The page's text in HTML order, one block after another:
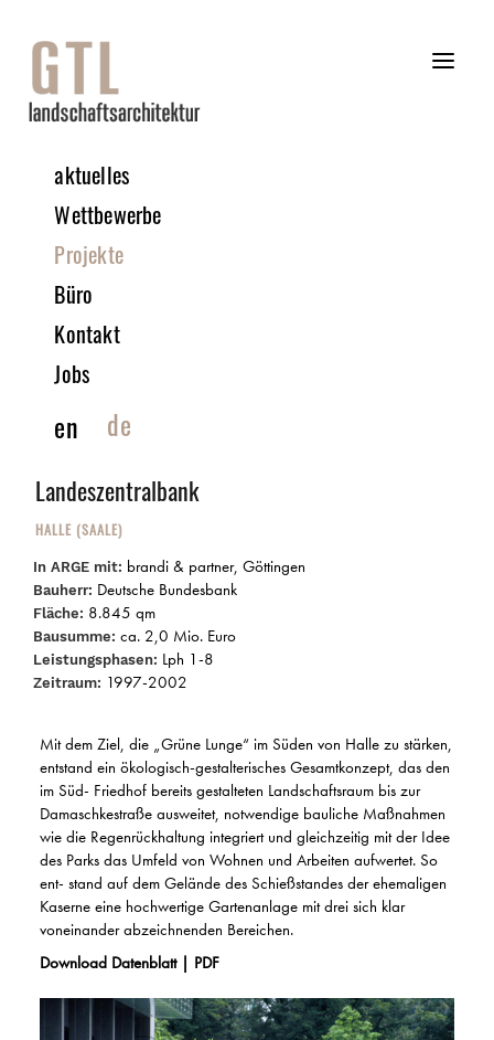
aktuelles
Wettbewerbe
Projekte
Büro
Kontakt
Jobs
en de
Landeszentralbank
HALLE (SAALE)
In ARGE mit: brandi & partner, Göttingen
Bauherr: Deutsche Bundesbank
Fläche: 8.845 qm
Bausumme: ca. 2,0 Mio. Euro
Leistungsphasen: Lph 1-8
Zeitraum: 1997-2002
Mit dem Ziel, die „Grüne Lunge“ im Süden von Halle zu stärken,
entstand ein ökologisch-gestalterisches Gesamtkonzept, das den
im Süd- Friedhof bereits gestalteten Landschaftsraum bis zur
Damaschkestraße ausweitet, notwendige bauliche Maßnahmen
wie die Regenrückhaltung integriert und gleichzeitig mit der Idee
des Parks das Umfeld von Wohnen und Arbeiten aufwertet. So
ent- stand auf dem Gelände des Schießstandes der ehemaligen
Kaserne eine hochwertige Gartenanlage mit drei sich klar
voneinander abzeichnenden Bereichen.
Download Datenblatt | PDF